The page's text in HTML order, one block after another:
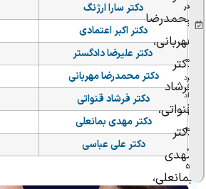
محمدرضا
مهربانی،
دکتر
فرشاد
قنواتی،
دکتر
مهدی
بمانعلی،
در
:
۰۱
م
رد
اد
۱
۴
۰
۵
دکتر سارا ارژنگ
دکتر اکبر اعتمادی
دکتر علیرضا دادگستر
دکتر محمدرضا مهربانی
دکتر فرشاد قنواتی
دکتر مهدی بمانعلی
دکتر علی عباسی